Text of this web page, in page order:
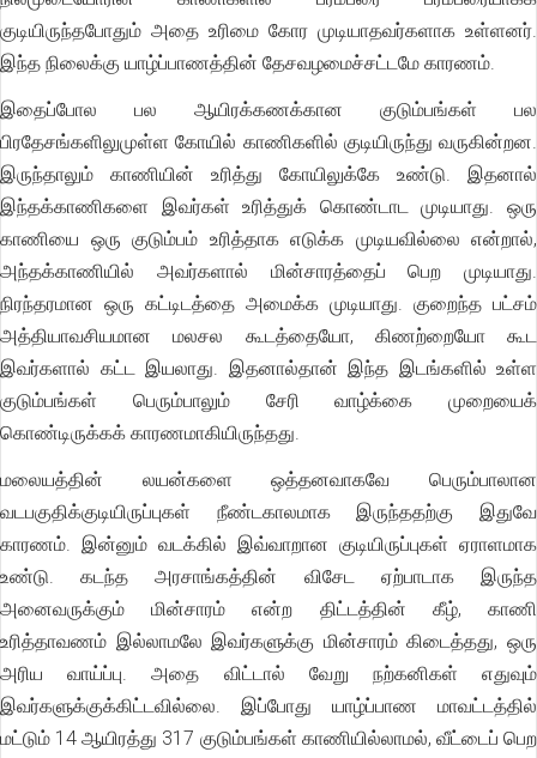
குடியிருந்தபோதும் அதை உரிமை கோர முடியாதவர்களாக உள்ளனர்.
இந்த நிலைக்கு யாழ்ப்பாணத்தின் தேசவழமைச்சட்டமே காரணம்.
இதைப்போல பல ஆயிரக்கணக்கான குடும்பங்கள் பல
பிரதேசங்களிலுமுள்ள கோயில் காணிகளில் குடியிருந்து வருகின்றன.
இருந்தாலும் காணியின் உரித்து கோயிலுக்கே உண்டு. இதனால்
இந்தக்காணிகளை இவர்கள் உரித்துக் கொண்டாட முடியாது. ஒரு
காணியை ஒரு குடும்பம் உரித்தாக எடுக்க முடியவில்லை என்றால்,
அந்தக்காணியில் அவர்களால் மின்சாரத்தைப் பெற முடியாது.
நிரந்தரமான ஒரு கட்டிடத்தை அமைக்க முடியாது. குறைந்த பட்சம்
அத்தியாவசியமான மலசல கூடத்தையோ, கிணற்றையோ கூட
இவர்களால் கட்ட இயலாது. இதனால்தான் இந்த இடங்களில் உள்ள
குடும்பங்கள் பெரும்பாலும் சேரி வாழ்க்கை முறையைக்
கொண்டிருக்கக் காரணமாகியிருந்தது.
மலையத்தின் லயன்களை ஒத்தனவாகவே பெரும்பாலான
வடபகுதிக்குடியிருப்புகள் நீண்டகாலமாக இருந்ததற்கு இதுவே
காரணம். இன்னும் வடக்கில் இவ்வாறான குடியிருப்புகள் ஏராளமாக
உண்டு. கடந்த அரசாங்கத்தின் விசேட ஏற்பாடாக இருந்த
அனைவருக்கும் மின்சாரம் என்ற திட்டத்தின் கீழ், காணி
உரித்தாவணம் இல்லாமலே இவர்களுக்கு மின்சாரம் கிடைத்தது, ஒரு
அரிய வாய்ப்பு. அதை விட்டால் வேறு நற்கனிகள் எதுவும்
இவர்களுக்குக்கிட்டவில்லை. இப்போது யாழ்ப்பாண மாவட்டத்தில்
மட்டும் 14 ஆயிரத்து 317 குடும்பங்கள் காணியில்லாமல், வீட்டைப் பெற